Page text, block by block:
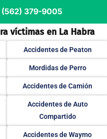
(562) 379-9005
víctimas en La Habra
Accidentes de Peaton
Mordidas de Perro
Accidentes de Camión
Accidentes de Auto
Compartido
Accidentes de Waymo